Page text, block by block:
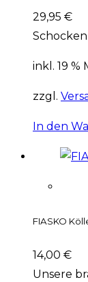
29,95 €
inkl. 19 %
zzgl.
In den
FIASKO
14,00 €
Unsere